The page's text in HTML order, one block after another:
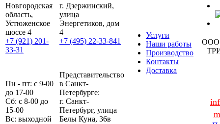
Новгородская
область,
Устюженское
шоссе 4
+7 (921) 201-
33-31
г. Дзержинский,
улица
Энергетиков, дом
4
+7 (495) 22-33-841
Услуги
Наши работы
Производство
Контакты
Доставка
ООО
Пн - пт: с 9-00
до 17-00
Сб: с 8-00 до
15-00
Вс: выходной
Представительство
в Санкт-
Петербурге:
г. Санкт-
Петербург, улица
Белы Куна, 36в